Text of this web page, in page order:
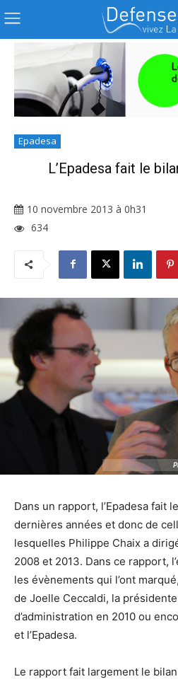
Epadesa
L’Epadesa fait le
10 novembre 2013 à 0h31
634
Dans un rapport, l’Epadesa fait
dernières années et donc de
lesquelles Philippe Chaix a
2008 et 2013. Dans ce rapport,
les évènements qui l’ont
de Joelle Ceccaldi, la
d’administration en 2010 ou
et l’Epadesa.
Le rapport fait largement le